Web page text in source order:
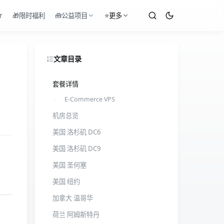
🎁限时福利 🧰公益项目 ⭐更多
文章目录
套餐详情
E-Commerce VPS
机房总览
美国 洛杉矶 DC6
美国 洛杉矶 DC9
美国 圣何塞
美国 纽约
加拿大 温哥华
荷兰 阿姆斯特丹